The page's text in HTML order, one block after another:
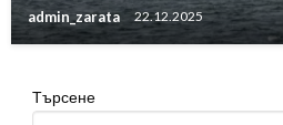
admin_zarata 22.12.2025
Търсене